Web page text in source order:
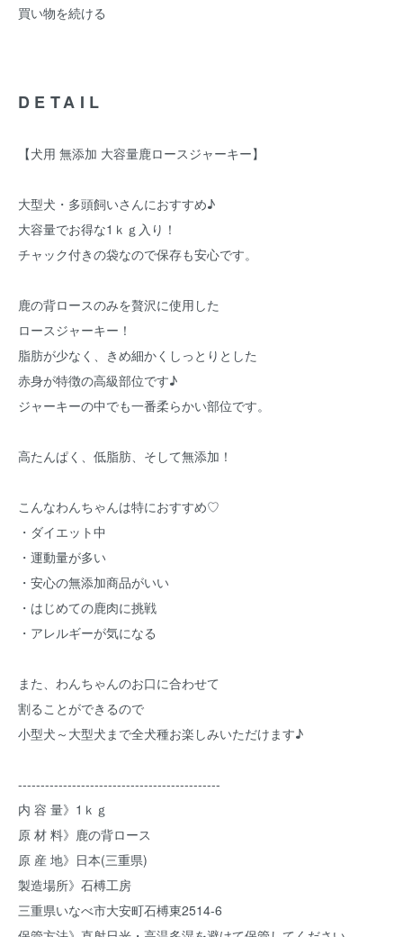
買い物を続ける
DETAIL
【犬用 無添加 大容量鹿ロースジャーキー】
大型犬・多頭飼いさんにおすすめ♪
大容量でお得な1ｋｇ入り！
チャック付きの袋なので保存も安心です。
鹿の背ロースのみを贅沢に使用した
ロースジャーキー！
脂肪が少なく、きめ細かくしっとりとした
赤身が特徴の高級部位です♪
ジャーキーの中でも一番柔らかい部位です。
高たんぱく、低脂肪、そして無添加！
こんなわんちゃんは特におすすめ♡
・ダイエット中
・運動量が多い
・安心の無添加商品がいい
・はじめての鹿肉に挑戦
・アレルギーが気になる
また、わんちゃんのお口に合わせて
割ることができるので
小型犬～大型犬まで全犬種お楽しみいただけます♪
---------------------------------------------
内 容 量》1ｋｇ
原 材 料》鹿の背ロース
原 産 地》日本(三重県)
製造場所》石榑工房
三重県いなべ市大安町石榑東2514-6